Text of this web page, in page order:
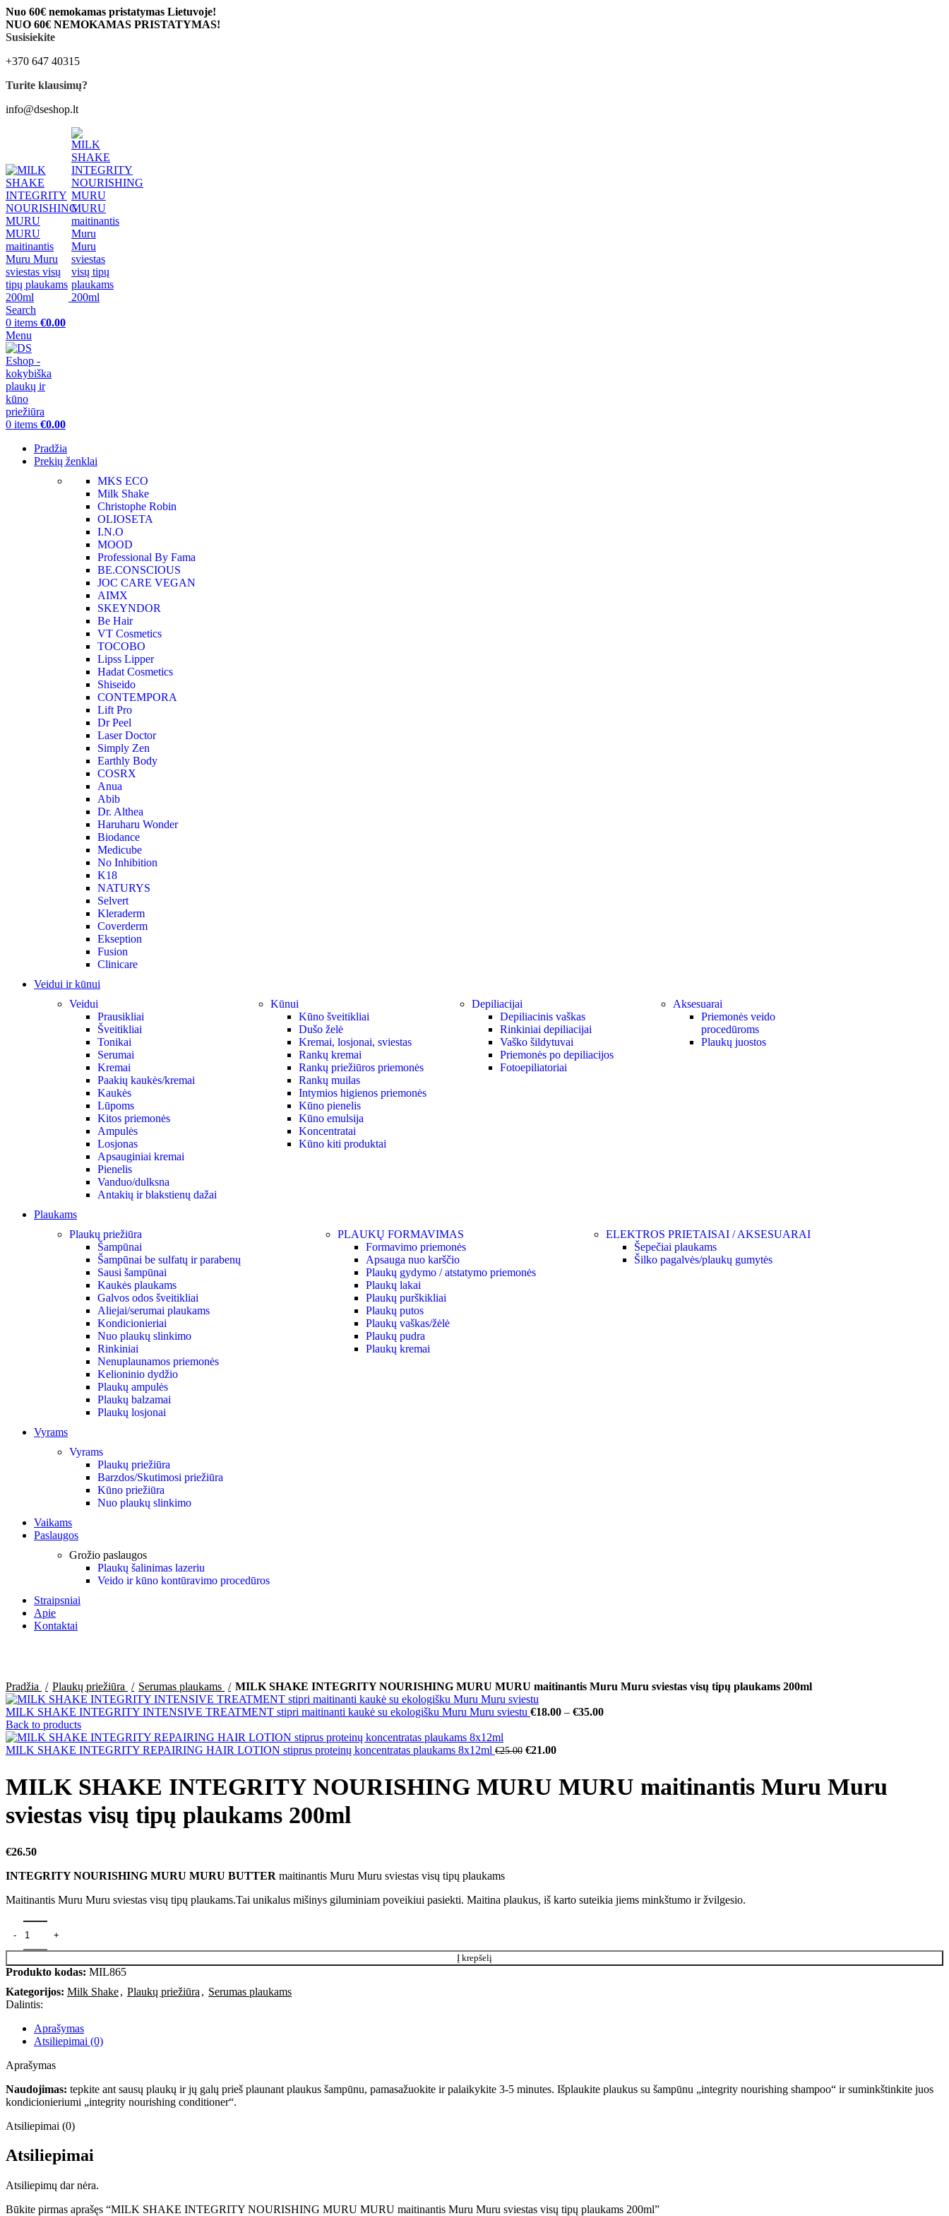
Nuo 60€ nemokamas pristatymas Lietuvoje!
NUO 60€ NEMOKAMAS PRISTATYMAS!
Susisiekite
+370 647 40315
Turite klausimų?
info@dseshop.lt
Search
0 items €0.00
Menu
0 items €0.00
Pradžia
Prekių ženklai
MKS ECO
Milk Shake
Christophe Robin
OLIOSETA
I.N.O
MOOD
Professional By Fama
BE.CONSCIOUS
JOC CARE VEGAN
AIMX
SKEYNDOR
Be Hair
VT Cosmetics
TOCOBO
Lipss Lipper
Hadat Cosmetics
Shiseido
CONTEMPORA
Lift Pro
Dr Peel
Laser Doctor
Simply Zen
Earthly Body
COSRX
Anua
Abib
Dr. Althea
Haruharu Wonder
Biodance
Medicube
No Inhibition
K18
NATURYS
Selvert
Kleraderm
Coverderm
Ekseption
Fusion
Clinicare
Veidui ir kūnui
Veidui
Prausikliai
Šveitikliai
Tonikai
Serumai
Kremai
Paakių kaukės/kremai
Kaukės
Lūpoms
Kitos priemonės
Ampulės
Losjonas
Apsauginiai kremai
Pienelis
Vanduo/dulksna
Antakių ir blakstienų dažai
Kūnui
Kūno šveitikliai
Dušo želė
Kremai, losjonai, sviestas
Rankų kremai
Rankų priežiūros priemonės
Rankų muilas
Intymios higienos priemonės
Kūno pienelis
Kūno emulsija
Koncentratai
Kūno kiti produktai
Depiliacijai
Depiliacinis vaškas
Rinkiniai depiliacijai
Vaško šildytuvai
Priemonės po depiliacijos
Fotoepiliatoriai
Aksesuarai
Priemonės veido
procedūroms
Plaukų juostos
Plaukams
Plaukų priežiūra
Šampūnai
Šampūnai be sulfatų ir parabenų
Sausi šampūnai
Kaukės plaukams
Galvos odos šveitikliai
Aliejai/serumai plaukams
Kondicionieriai
Nuo plaukų slinkimo
Rinkiniai
Nenuplaunamos priemonės
Kelioninio dydžio
Plaukų ampulės
Plaukų balzamai
Plaukų losjonai
PLAUKŲ FORMAVIMAS
Formavimo priemonės
Apsauga nuo karščio
Plaukų gydymo / atstatymo priemonės
Plaukų lakai
Plaukų purškikliai
Plaukų putos
Plaukų vaškas/žėlė
Plaukų pudra
Plaukų kremai
ELEKTROS PRIETAISAI / AKSESUARAI
Šepečiai plaukams
Šilko pagalvės/plaukų gumytės
Vyrams
Vyrams
Plaukų priežiūra
Barzdos/Skutimosi priežiūra
Kūno priežiūra
Nuo plaukų slinkimo
Vaikams
Paslaugos
Grožio paslaugos
Plaukų šalinimas lazeriu
Veido ir kūno kontūravimo procedūros
Straipsniai
Apie
Kontaktai
Pradžia
Plaukų priežiūra Serumas plaukams MILK SHAKE INTEGRITY NOURISHING MURU MURU maitinantis Muru Muru sviestas visų tipų plaukams 200ml
MILK SHAKE INTEGRITY INTENSIVE TREATMENT stipri maitinanti kaukė su ekologišku Muru Muru sviestu €18.00 – €35.00
Back to products
MILK SHAKE INTEGRITY REPAIRING HAIR LOTION stiprus proteinų koncentratas plaukams 8x12ml €25.00 €21.00
MILK SHAKE INTEGRITY NOURISHING MURU MURU maitinantis Muru Muru
sviestas visų tipų plaukams 200ml
€26.50
INTEGRITY NOURISHING MURU MURU BUTTER maitinantis Muru Muru sviestas visų tipų plaukams
Maitinantis Muru Muru sviestas visų tipų plaukams.Tai unikalus mišinys giluminiam poveikiui pasiekti. Maitina plaukus, iš karto suteikia jiems minkštumo ir žvilgesio.
Į krepšelį
Produkto kodas: MIL865
Kategorijos: Milk Shake, Plaukų priežiūra , Serumas plaukams
Dalintis:
Aprašymas
Atsiliepimai (0)
Aprašymas
Naudojimas: tepkite ant sausų plaukų ir jų galų prieš plaunant plaukus šampūnu, pamasažuokite ir palaikykite 3-5 minutes. Išplaukite plaukus su šampūnu „integrity nourishing shampoo“ ir suminkštinkite juos
kondicionieriumi „integrity nourishing conditioner“.
Atsiliepimai (0)
Atsiliepimai
Atsiliepimų dar nėra.
Būkite pirmas aprašęs “MILK SHAKE INTEGRITY NOURISHING MURU MURU maitinantis Muru Muru sviestas visų tipų plaukams 200ml”